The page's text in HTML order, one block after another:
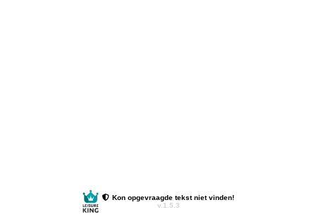
Kon opgevraagde tekst niet vinden!
v.1.5.3